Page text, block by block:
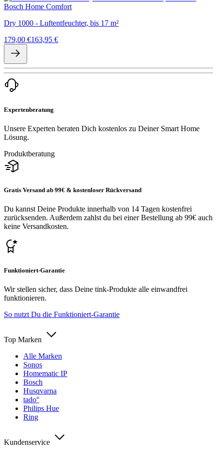
Bosch Home Comfort
Dry 1000 - Luftentfeuchter, bis 17 m²
179,00 €163,95 €
Expertenberatung
Unsere Experten beraten Dich kostenlos zu Deiner Smart Home
Lösung.
Produktberatung
Gratis Versand ab 99€ & kostenloser Rückversand
Du kannst Deine Produkte innerhalb von 14 Tagen kostenfrei
zurücksenden. Außerdem zahlst du bei einer Bestellung ab 99€ auch
keine Versandkosten.
Funktioniert-Garantie
Wir stellen sicher, dass Deine tink-Produkte alle einwandfrei
funktionieren.
So nutzt Du die Funktioniert-Garantie
Top Marken
Alle Marken
Sonos
Homematic IP
Bosch
Husqvarna
tado°
Philips Hue
Ring
Kundenservice